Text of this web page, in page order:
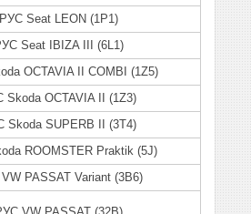
Seat LEON (1P1)
Seat IBIZA III (6L1)
OCTAVIA II COMBI (1Z5)
Skoda OCTAVIA II (1Z3)
Skoda SUPERB II (3T4)
ROOMSTER Praktik (5J)
PASSAT Variant (3B6)